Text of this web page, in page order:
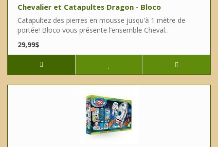
Chevalier et Catapultes Dragon - Bloco
Catapultez des pierres en mousse jusqu'à 1 mètre de
portée! Bloco vous présente l’ensemble Cheval..
29,99$